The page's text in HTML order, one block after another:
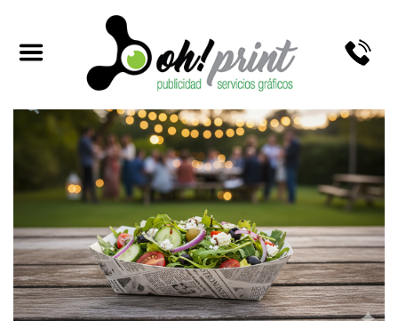
BARQUETAS CÓNICAS